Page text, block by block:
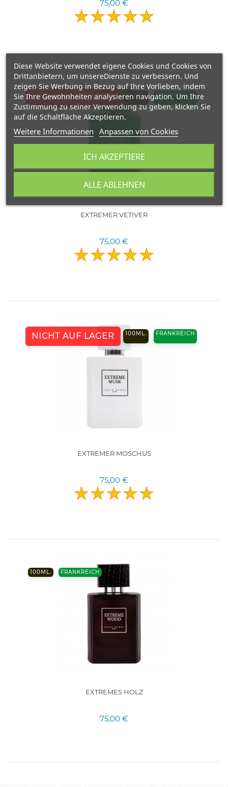
75,00 €
NICHT AUF LAGER 100ML. FRANKREICH
EXTREMER VETIVER
75,00 €
NICHT AUF LAGER 100ML. FRANKREICH
EXTREMER MOSCHUS
75,00 €
100ML. FRANKREICH
EXTREMES HOLZ
75,00 €
Diese Website verwendet eigene Cookies und Cookies von
Drittanbietern, um unsereDienste zu verbessern. Und
zeigen Sie Werbung in Bezug auf Ihre Vorlieben, indem
Sie Ihre Gewohnheiten analysieren navigation. Um Ihre
Zustimmung zu seiner Verwendung zu geben, klicken Sie
auf die Schaltfläche Akzeptieren.
Weitere Informationen Anpassen von Cookies
ALLE ABLEHNEN
ICH AKZEPTIERE